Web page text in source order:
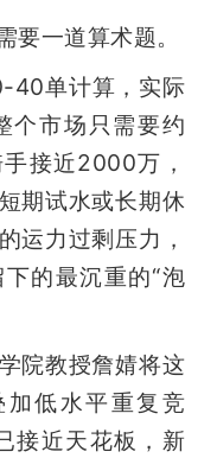
要一道算术题。
40单计算，实际
个市场只需要约
接近2000万，
期试水或长期休
运力过剩压力，
的最沉重的“泡
院教授詹婧将这
低水平重复竞
接近天花板，新